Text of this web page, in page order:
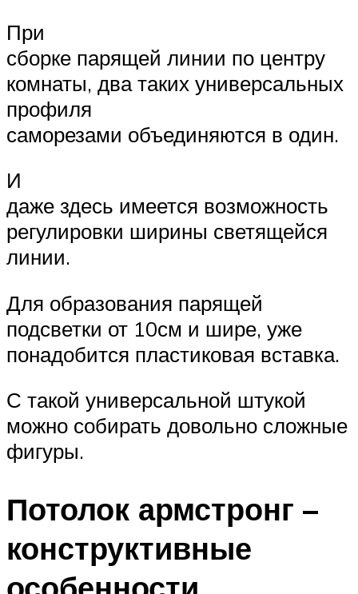
При
сборке парящей линии по центру
комнаты, два таких универсальных
профиля
саморезами объединяются в один.
И
даже здесь имеется возможность
регулировки ширины светящейся
линии.
Для образования парящей
подсветки от 10см и шире, уже
понадобится пластиковая вставка.
С такой универсальной штукой
можно собирать довольно сложные
фигуры.
Потолок армстронг –
конструктивные